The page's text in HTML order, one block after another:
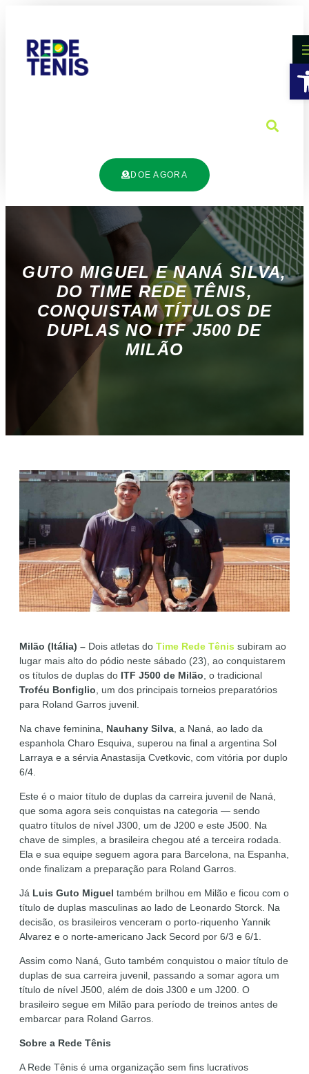
DOE AGORA
GUTO MIGUEL E NANÁ SILVA,
DO TIME REDE TÊNIS,
CONQUISTAM TÍTULOS DE
DUPLAS NO ITF J500 DE
MILÃO
Milão (Itália) – Dois atletas do Time Rede Tênis subiram ao
lugar mais alto do pódio neste sábado (23), ao conquistarem
os títulos de duplas do ITF J500 de Milão, o tradicional
Troféu Bonfiglio, um dos principais torneios preparatórios
para Roland Garros juvenil.
Na chave feminina, Nauhany Silva, a Naná, ao lado da
espanhola Charo Esquiva, superou na final a argentina Sol
Larraya e a sérvia Anastasija Cvetkovic, com vitória por duplo
6/4.
Este é o maior título de duplas da carreira juvenil de Naná,
que soma agora seis conquistas na categoria — sendo
quatro títulos de nível J300, um de J200 e este J500. Na
chave de simples, a brasileira chegou até a terceira rodada.
Ela e sua equipe seguem agora para Barcelona, na Espanha,
onde finalizam a preparação para Roland Garros.
Já Luis Guto Miguel também brilhou em Milão e ficou com o
título de duplas masculinas ao lado de Leonardo Storck. Na
decisão, os brasileiros venceram o porto-riquenho Yannik
Alvarez e o norte-americano Jack Secord por 6/3 e 6/1.
Assim como Naná, Guto também conquistou o maior título de
duplas de sua carreira juvenil, passando a somar agora um
título de nível J500, além de dois J300 e um J200. O
brasileiro segue em Milão para período de treinos antes de
embarcar para Roland Garros.
Sobre a Rede Tênis
A Rede Tênis é uma organização sem fins lucrativos